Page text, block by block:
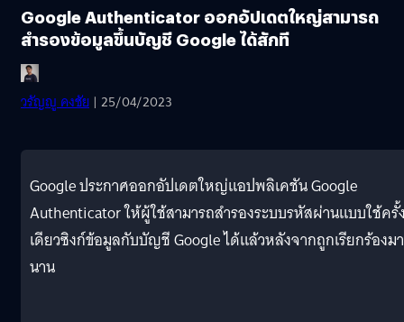
Google Authenticator ออกอัปเดตใหญ่สามารถ
สำรองข้อมูลขึ้นบัญชี Google ได้สักที
วรัญญู คงชัย | 25/04/2023
Google ประกาศออกอัปเดตใหญ่แอปพลิเคชัน Google
Authenticator ให้ผู้ใช้สามารถสำรองระบบรหัสผ่านแบบใช้ครั้
เดียวซิงก์ข้อมูลกับบัญชี Google ได้แล้วหลังจากถูกเรียกร้องมา
นาน